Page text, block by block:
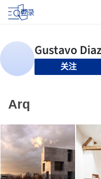
登录
关注
Arq